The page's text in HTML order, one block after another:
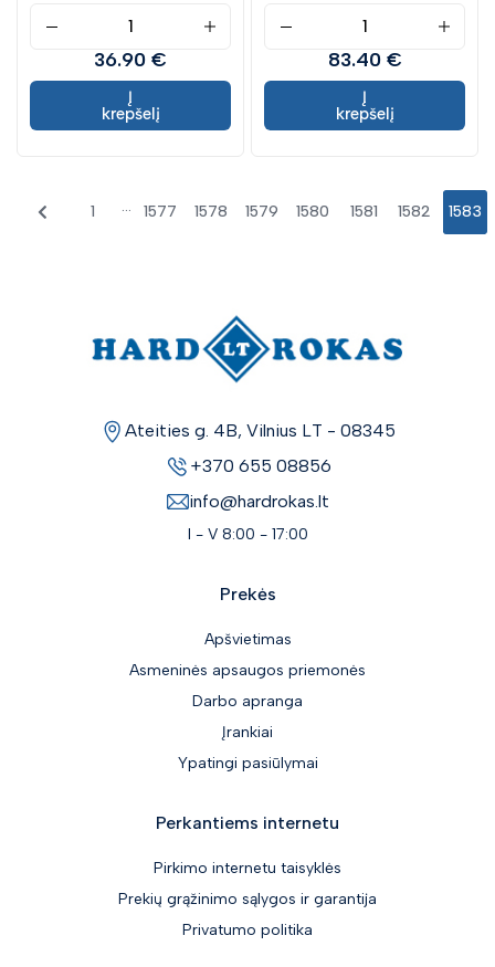
36.90 €
Į
krepšelį
83.40 €
Į
krepšelį
1 ... 1577 1578 1579 1580 1581 1582 1583
Ateities g. 4B, Vilnius LT - 08345
+370 655 08856
info@hardrokas.lt
I - V 8:00 - 17:00
Prekės
Apšvietimas
Asmeninės apsaugos priemonės
Darbo apranga
Įrankiai
Ypatingi pasiūlymai
Perkantiems internetu
Pirkimo internetu taisyklės
Prekių grąžinimo sąlygos ir garantija
Privatumo politika